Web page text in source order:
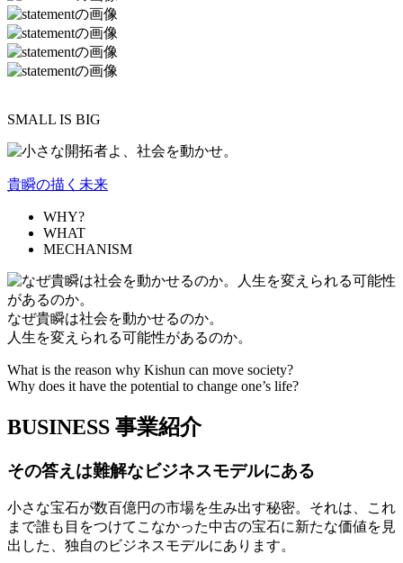
SMALL IS BIG
貴瞬の描く未来
WHY?
WHAT
MECHANISM
なぜ貴瞬は社会を動かせるのか。
人生を変えられる可能性があるのか。
What is the reason why Kishun can move society?
Why does it have the potential to change one’s life?
BUSINESS 事業紹介
その答えは難解なビジネスモデルにある
小さな宝石が数百億円の市場を生み出す秘密。それは、これ
まで誰も目をつけてこなかった中古の宝石に新たな価値を見
出した、独自のビジネスモデルにあります。